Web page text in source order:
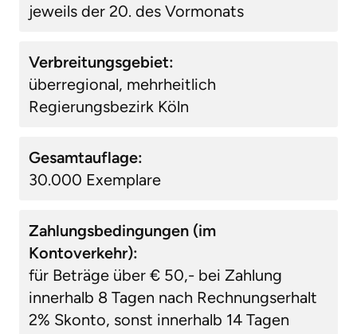
jeweils der 20. des Vormonats
Verbreitungsgebiet:
überregional, mehrheitlich
Regierungsbezirk Köln
Gesamtauflage:
30.000 Exemplare
Zahlungsbedingungen (im
Kontoverkehr):
für Beträge über € 50,- bei Zahlung
innerhalb 8 Tagen nach Rechnungserhalt
2% Skonto, sonst innerhalb 14 Tagen